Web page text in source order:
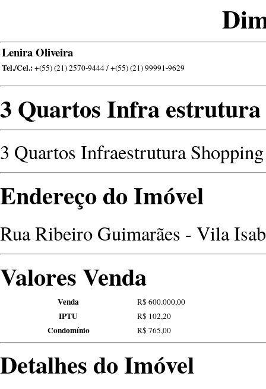
Lenira Oliveira
Tel./Cel.:+(55) (21) 2570-9444 / +(55) (21) 99991-9629
3 Quartos Infra
3 Quartos Infraestrutura
Endereço do Imóvel
Rua Ribeiro Guimarães - Vila
Valores Venda
Venda R$ 600.000,00
IPTU R$ 102,20
Condomínio R$ 765,00
Detalhes do Imóvel